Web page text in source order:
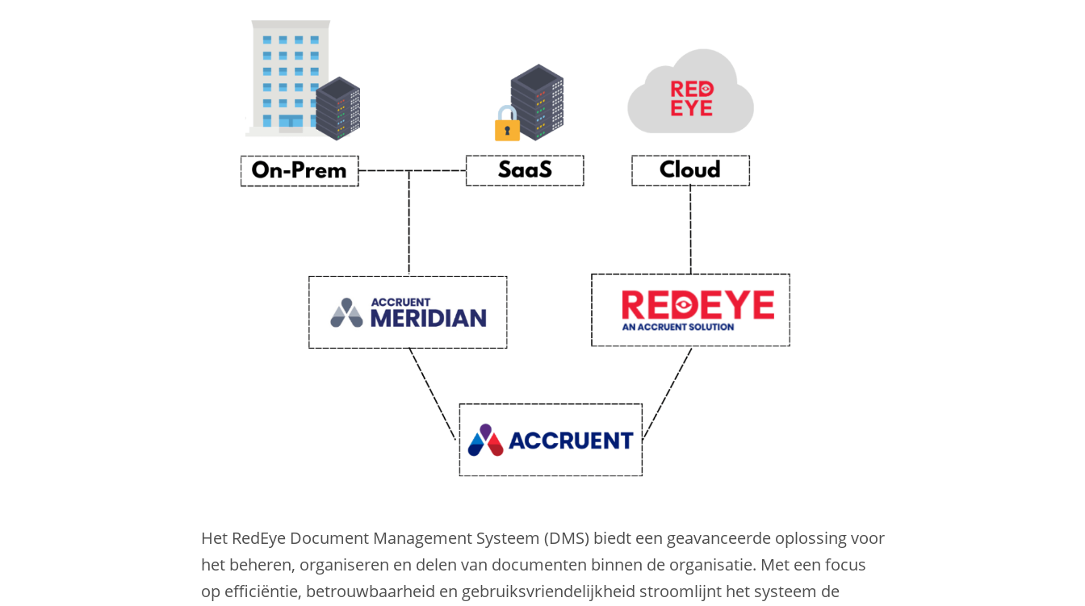
Het RedEye Document Management Systeem (DMS) biedt een geavanceerde oplossing voor
het beheren, organiseren en delen van documenten binnen de organisatie. Met een focus
op efficiëntie, betrouwbaarheid en gebruiksvriendelijkheid stroomlijnt het systeem de